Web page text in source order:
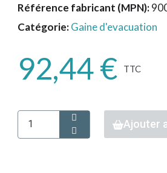
Référence fabricant (MPN)
Catégorie Gaine d'evacuation
92,44 € TTC
Ajouter